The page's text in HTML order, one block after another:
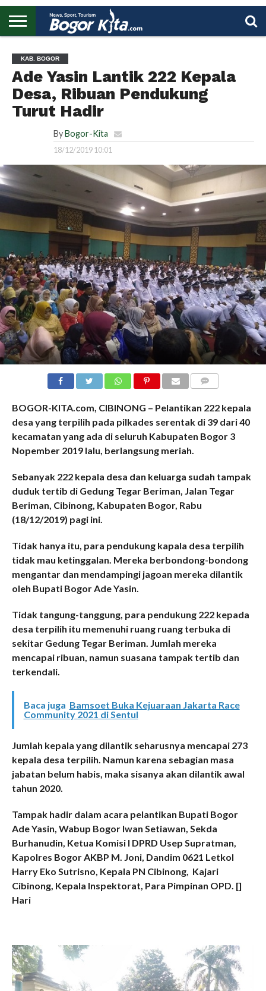
UTAMA
KAB. BOGOR
Ade Yasin Lantik 222 Kepala
Desa, Ribuan Pendukung
Turut Hadir
By Bogor-Kita
18/12/2019 10:01
BOGOR-KITA.com, CIBINONG – Pelantikan 222 kepala
desa yang terpilih pada pilkades serentak di 39 dari 40
kecamatan yang ada di seluruh Kabupaten Bogor 3
Nopember 2019 lalu, berlangsung meriah.
Sebanyak 222 kepala desa dan keluarga sudah tampak
duduk tertib di Gedung Tegar Beriman, Jalan Tegar
Beriman, Cibinong, Kabupaten Bogor, Rabu
(18/12/2019) pagi ini.
Tidak hanya itu, para pendukung kapala desa terpilih
tidak mau ketinggalan. Mereka berbondong-bondong
mengantar dan mendampingi jagoan mereka dilantik
oleh Bupati Bogor Ade Yasin.
Tidak tangung-tanggung, para pendukung 222 kepada
desa terpilih itu memenuhi ruang ruang terbuka di
sekitar Gedung Tegar Beriman. Jumlah mereka
mencapai ribuan, namun suasana tampak tertib dan
terkendali.
Baca juga Bamsoet Buka Kejuaraan Jakarta Race
Community 2021 di Sentul
Jumlah kepala yang dilantik seharusnya mencapai 273
kepala desa terpilih. Namun karena sebagian masa
jabatan belum habis, maka sisanya akan dilantik awal
tahun 2020.
Tampak hadir dalam acara pelantikan Bupati Bogor
Ade Yasin, Wabup Bogor Iwan Setiawan, Sekda
Burhanudin, Ketua Komisi I DPRD Usep Supratman,
Kapolres Bogor AKBP M. Joni, Dandim 0621 Letkol
Harry Eko Sutrisno, Kepala PN Cibinong, Kajari
Cibinong, Kepala Inspektorat, Para Pimpinan OPD. []
Hari